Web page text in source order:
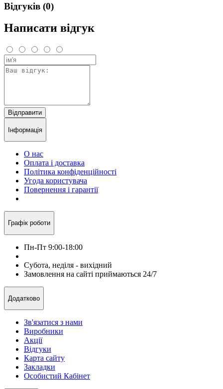
Відгуків (0)
Написати відгук
Відправити
Інформація
О нас
Оплата і доставка
Політика конфіденційності
Угода користувача
Повернення і гарантії
Графік роботи
Пн-Пт 9:00-18:00
Субота, неділя - вихідний
Замовлення на сайті приймаються 24/7
Додатково
Зв'язатися з нами
Виробники
Акції
Відгуки
Карта сайту
Закладки
Особистий Кабінет